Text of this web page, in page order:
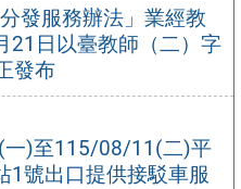
發服務辦法」業經教
21日以臺教師（二）字
發布
一)至115/08/11(二)平
1號出口提供接駁車服